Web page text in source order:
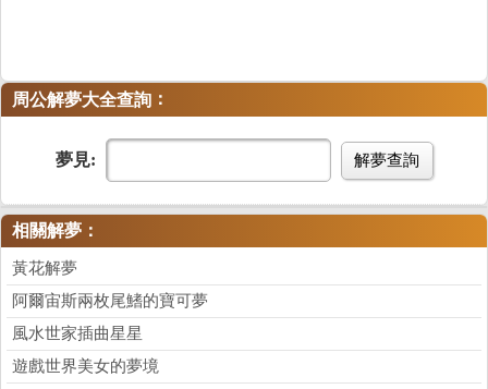
周公解夢大全查詢 ：
夢見: 解夢查詢
相關解夢：
黃花解夢
阿爾宙斯兩枚尾鰭的寶可夢
風水世家插曲星星
遊戲世界美女的夢境